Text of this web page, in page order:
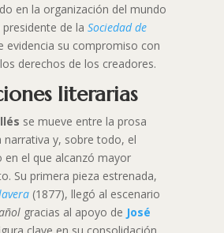
en la organización del mundo
de la Sociedad de
evidencia su compromiso con
derechos de los creadores.
literarias
se mueve entre la prosa
narrativa y, sobre todo, el
el que alcanzó mayor
Su primera pieza estrenada,
(1877), llegó al escenario
gracias al apoyo de José